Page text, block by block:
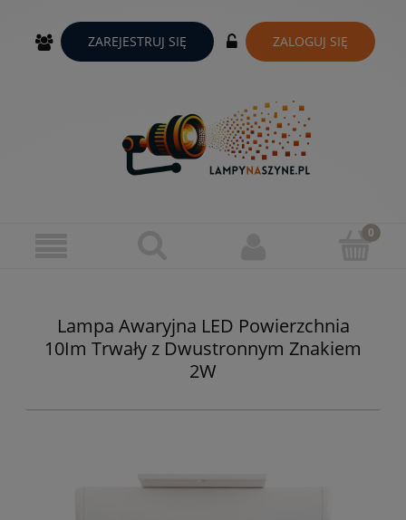
ZAREJESTRUJ SIĘ ZALOGUJ SIĘ
Lampa Awaryjna LED Powierzchnia
10Im Trwały z Dwustronnym Znakiem
2W